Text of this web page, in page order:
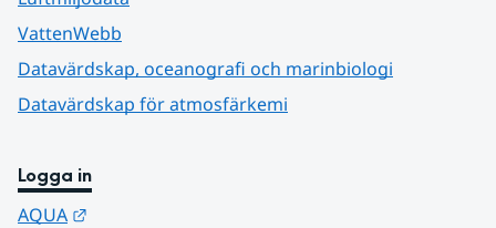
VattenWebb
Datavärdskap, oceanografi och marinbiologi
Datavärdskap för atmosfärkemi
Logga in
AQUA